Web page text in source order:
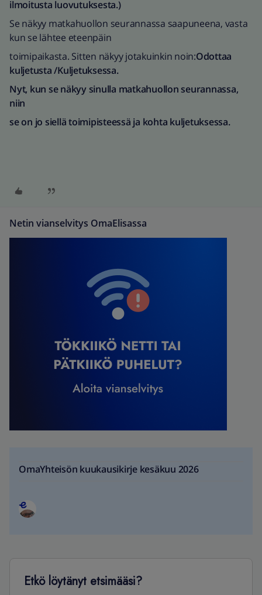
ilmoitusta luovutuksesta.)
Se näkyy matkahuollon seurannassa saapuneena, vasta
kun se lähtee eteenpäin
toimipaikasta. Sitten näkyy jotakuinkin noin:Odottaa
kuljetusta /Kuljetuksessa.
Nyt, kun se näkyy sinulla matkahuollon seurannassa,
niin
se on jo siellä toimipisteessä ja kohta kuljetuksessa.
Netin vianselvitys OmaElisassa
OmaYhteisön kuukausikirje kesäkuu 2026
Etkö löytänyt etsimääsi?